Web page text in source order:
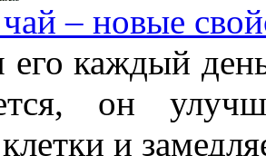
– новые
каждый
он
и